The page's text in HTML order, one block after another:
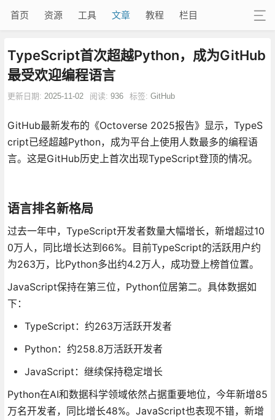
首页 资源 工具 文章 教程 栏目
TypeScript首次超越Python，成为GitHub
最受欢迎编程语言
更新日期: 2025-11-02 阅读: 936 标签: GitHub
GitHub最新发布的《Octoverse 2025报告》显示，TypeS
cript已经超越Python，成为平台上使用人数最多的编程语
言。这是GitHub历史上首次出现TypeScript登顶的情况。
语言排名新格局
过去一年中，TypeScript开发者数量大幅增长，新增超过10
0万人，同比增长达到66%。目前TypeScript的活跃用户约
为263万，比Python多出约4.2万人，成功登上榜首位置。
JavaScript保持在第三位，Python位居第二。具体数据如
下：
TypeScript：约263万活跃开发者
Python：约258.8万活跃开发者
JavaScript：继续保持稳定增长
Python在AI和数据科学领域依然占据重要地位，今年新增85
万名开发者，同比增长48%。JavaScript也表现不错，新增